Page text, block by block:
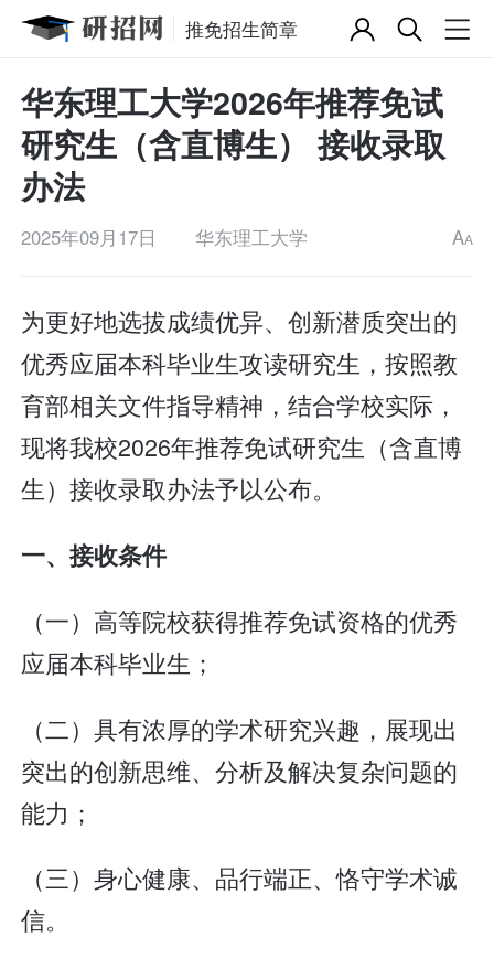
推免招生简章
华东理工大学2026年推荐免试
研究生（含直博生） 接收录取
办法
2025年09月17日 华东理工大学 AA
为更好地选拔成绩优异、创新潜质突出的
优秀应届本科毕业生攻读研究生，按照教
育部相关文件指导精神，结合学校实际，
现将我校2026年推荐免试研究生（含直博
生）接收录取办法予以公布。
一、接收条件
（一）高等院校获得推荐免试资格的优秀
应届本科毕业生；
（二）具有浓厚的学术研究兴趣，展现出
突出的创新思维、分析及解决复杂问题的
能力；
（三）身心健康、品行端正、恪守学术诚
信。